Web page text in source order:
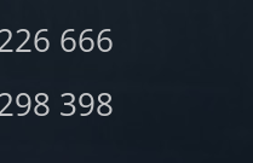
666
398